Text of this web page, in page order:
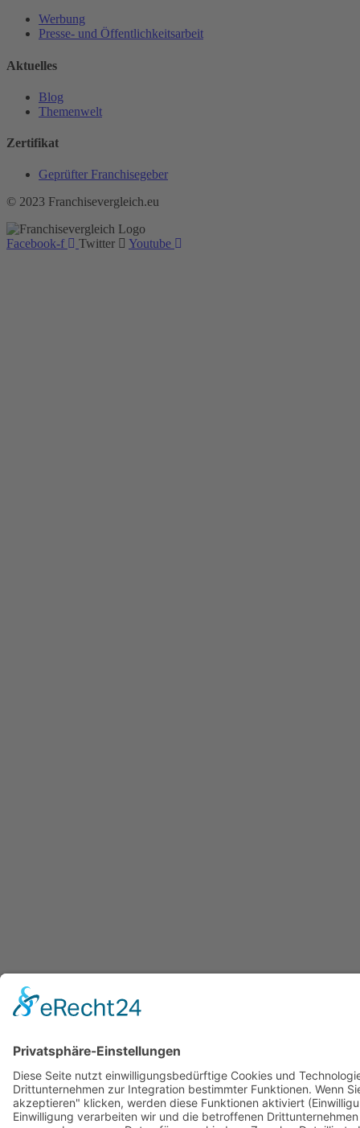
Werbung
Presse- und Öffentlichkeitsarbeit
Aktuelles
Blog
Themenwelt
Zertifikat
Geprüfter Franchisegeber
© 2023 Franchisevergleich.eu
Facebook-f Twitter Youtube